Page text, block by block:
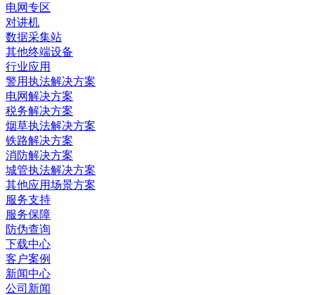
电网专区
对讲机
数据采集站
其他终端设备
行业应用
警用执法解决方案
电网解决方案
税务解决方案
烟草执法解决方案
铁路解决方案
消防解决方案
城管执法解决方案
其他应用场景方案
服务支持
服务保障
防伪查询
下载中心
客户案例
新闻中心
公司新闻